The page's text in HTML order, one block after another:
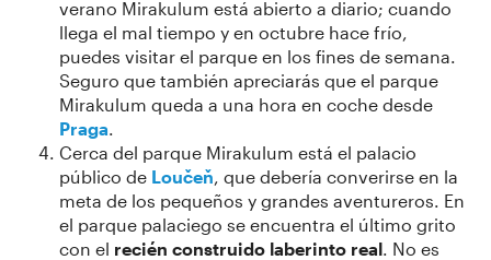
verano Mirakulum está abierto a diario; cuando
llega el mal tiempo y en octubre hace frío,
puedes visitar el parque en los fines de semana.
Seguro que también apreciarás que el parque
Mirakulum queda a una hora en coche desde
Praga.
Cerca del parque Mirakulum está el palacio
público de Loučeň, que debería converirse en la
meta de los pequeños y grandes aventureros. En
el parque palaciego se encuentra el último grito
con el recién construido laberinto real. No es